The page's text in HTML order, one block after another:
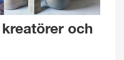
och